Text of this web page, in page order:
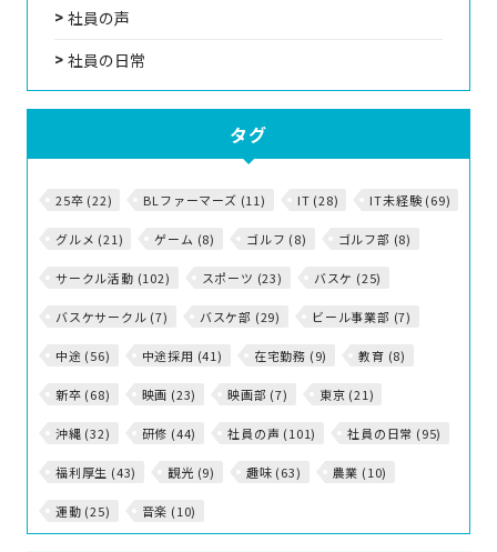
社員の声
社員の日常
タグ
25卒 (22) BLファーマーズ (11) IT (28) IT未経験 (69)
グルメ (21) ゲーム (8) ゴルフ (8) ゴルフ部 (8)
サークル活動 (102) スポーツ (23) バスケ (25)
バスケサークル (7) バスケ部 (29) ビール事業部 (7)
中途 (56) 中途採用 (41) 在宅勤務 (9) 教育 (8)
新卒 (68) 映画 (23) 映画部 (7) 東京 (21)
沖縄 (32) 研修 (44) 社員の声 (101) 社員の日常 (95)
福利厚生 (43) 観光 (9) 趣味 (63) 農業 (10)
運動 (25) 音楽 (10)